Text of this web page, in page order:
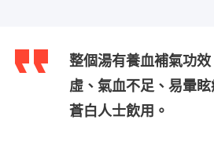
整個湯有養血補氣功
虛、氣血不足、易暈
蒼白人士飲用。